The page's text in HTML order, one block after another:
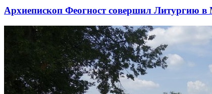
Архиепископ Феогност совершил Литургию